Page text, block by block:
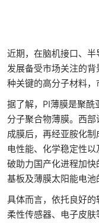
近期，在脑机接口、
发展备受市场关注的
种关键的高分子材料，
据了解，PI薄膜是聚
分子聚合物薄膜。西
成膜后，再经亚胺化
电性能、化学稳定性
破助力国产化进程加
基板及薄膜太阳能电池
具体而言，依托良好
柔性传感器、电子皮